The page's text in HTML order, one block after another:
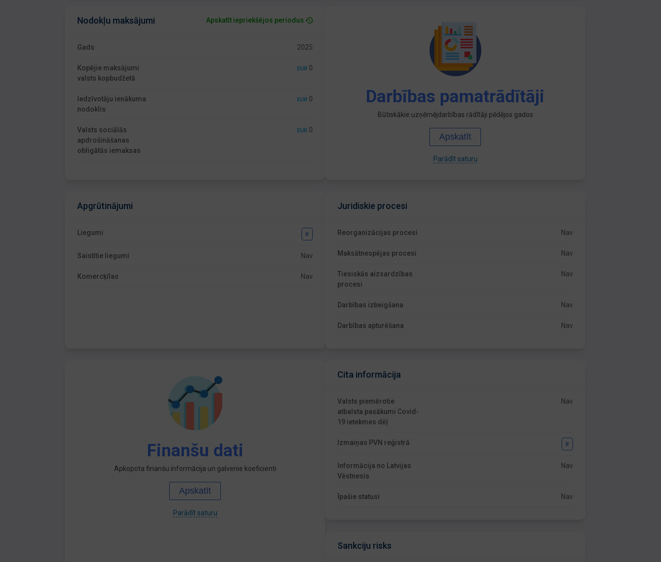
Nodokļu maksājumi Apskatīt iepriekšējos periodus
Gads 2025
Kopējie maksājumi
valsts kopbudžetā
EUR 0
Iedzīvotāju ienākuma
nodoklis
EUR 0
Valsts sociālās
apdrošināšanas
obligātās iemaksas
EUR 0
Darbības pamatrādītāji
Būtiskākie uzņēmējdarbības rādītāji pēdējos gados
Apskatīt
Parādīt saturu
Apgrūtinājumi
Liegumi Ir
Saistītie liegumi Nav
Komercķīlas Nav
Juridiskie procesi
Reorganizācijas procesi Nav
Maksātnespējas procesi Nav
Tiesiskās aizsardzības
procesi
Nav
Darbības izbeigšana Nav
Darbības apturēšana Nav
Finanšu dati
Apkopota finanšu informācija un galvenie koeficienti
Apskatīt
Parādīt saturu
Cita informācija
Valsts piemērotie
atbalsta pasākumi Covid-
19 ietekmes dēļ
Nav
Izmaiņas PVN reģistrā Ir
Informācija no Latvijas
Vēstnesis
Nav
Īpašie statusi Nav
Sankciju risks